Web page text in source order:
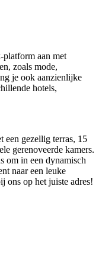
platform aan met
zoals mode,
je ook aanzienlijke
hotels,
een gezellig terras, 15
gerenoveerde kamers.
om in een dynamisch
naar een leuke
ons op het juiste adres!